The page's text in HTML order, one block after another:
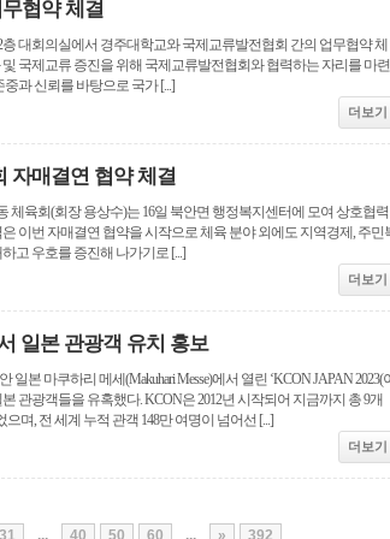
협약 체결
층 대회의실에서 경주대학교와 국제교류발전협회 간의 업무협약 체
국제교류 증진을 위해 국제교류발전협회와 협력하는 자리를 마련
과 신뢰를 바탕으로 국가 [...]
더보기
자매결연 협약 체결
체육회(회장 용상수)는 16일 북안면 행정복지센터에 모여 상호협력
이번 자매결연 협약을 시작으로 체육 분야 외에도 지역경제, 주민
고 우호를 증진해 나가기로 [...]
더보기
일본 관광객 유치 홍보
본 마쿠하리 메세(Makuhari Messe)에서 열린 ‘KCON JAPAN 2023(
관광객들을 유혹했다. KCON은 2012년 시작되어 지금까지 총 9개
며, 전 세계 누적 관객 148만 여명이 넘어선 [...]
더보기